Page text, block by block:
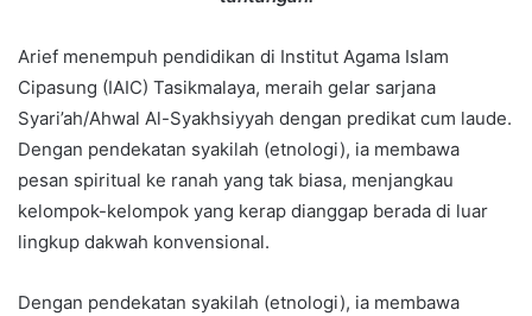
Arief menempuh pendidikan di Institut Agama Islam
Cipasung (IAIC) Tasikmalaya, meraih gelar sarjana
Syari’ah/Ahwal Al-Syakhsiyyah dengan predikat cum laude.
Dengan pendekatan syakilah (etnologi), ia membawa
pesan spiritual ke ranah yang tak biasa, menjangkau
kelompok-kelompok yang kerap dianggap berada di luar
lingkup dakwah konvensional.
Dengan pendekatan syakilah (etnologi), ia membawa